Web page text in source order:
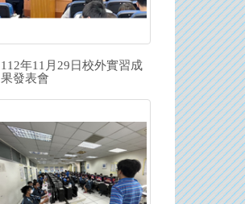
112年11月29日校外實習成
果發表會